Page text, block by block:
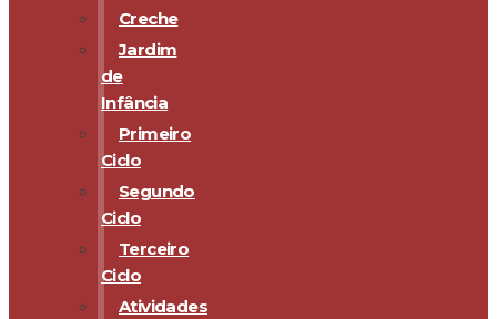
Creche
Jardim
de
Infância
Primeiro
Ciclo
Segundo
Ciclo
Terceiro
Ciclo
Atividades